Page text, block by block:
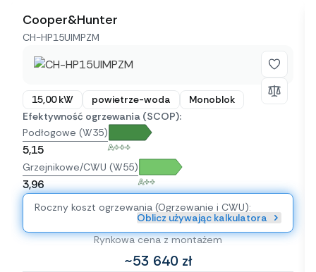
Cooper&Hunter
CH-HP15UIMPZM
15,00 kW powietrze-woda
Monoblok
Efektywność ogrzewania (SCOP):
Podłogowe (W35)
5,15 A+++
Grzejnikowe/CWU (W55)
3,96 A++
Roczny koszt ogrzewania (Ogrzewanie i CWU):
Oblicz używając kalkulatora
Rynkowa cena z montażem
~53 640 zł